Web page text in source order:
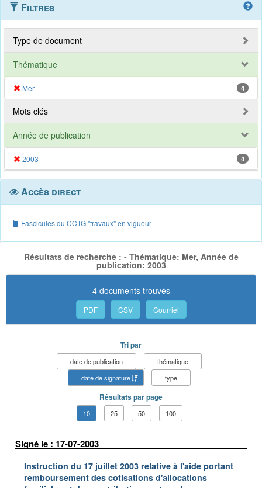
Filtres
Type de document
Thématique
Mer 4
Mots clés
Année de publication
2003 4
Accès direct
Fascicules du CCTG "travaux" en vigueur
Résultats de recherche : - Thématique: Mer, Année de
publication: 2003
4 documents trouvés
PDF CSV Courriel
Tri par
date de publication
thématique
date de signature
type
Résultats par page
10 25 50 100
Signé le : 17-07-2003
Instruction du 17 juillet 2003 relative à l'aide portant
remboursement des cotisations d'allocations